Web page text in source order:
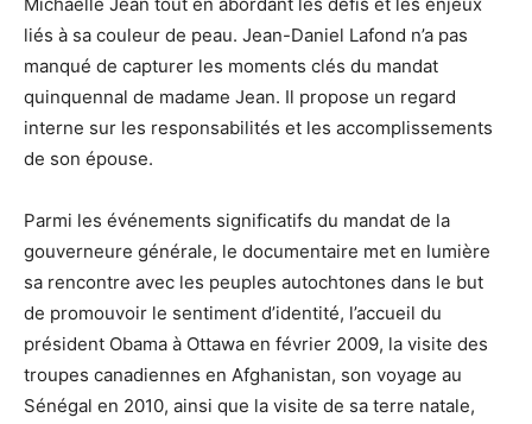
liés à sa couleur de peau. Jean-Daniel Lafond n’a pas
manqué de capturer les moments clés du mandat
quinquennal de madame Jean. Il propose un regard
interne sur les responsabilités et les accomplissements
de son épouse.
Parmi les événements significatifs du mandat de la
gouverneure générale, le documentaire met en lumière
sa rencontre avec les peuples autochtones dans le but
de promouvoir le sentiment d’identité, l’accueil du
président Obama à Ottawa en février 2009, la visite des
troupes canadiennes en Afghanistan, son voyage au
Sénégal en 2010, ainsi que la visite de sa terre natale,